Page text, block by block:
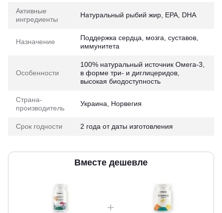
Активные
ингредиенты
Натуральный рыбий жир, EPA, DHA
Назначение
Поддержка сердца, мозга, суставов,
иммунитета
Особенности
100% натуральный источник Омега-3,
в форме три- и диглицеридов,
высокая биодоступность
Страна-
производитель
Украина, Норвегия
Срок годности 2 года от даты изготовления
Вместе дешевле